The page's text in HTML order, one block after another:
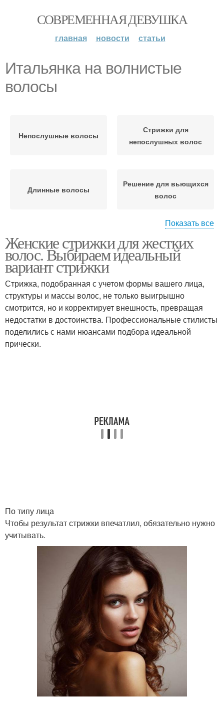
СОВРЕМЕННАЯ ДЕВУШКА
главная новости статьи
Итальянка на волнистые
волосы
Непослушные волосы
Стрижки для
непослушных волос
Длинные волосы
Решение для вьющихся
волос
Густые волосы На густые волосы
Показать все
Женские стрижки для жестких
волос. Выбираем идеальный
вариант стрижки
Стрижка, подобранная с учетом формы вашего лица,
структуры и массы волос, не только выигрышно
смотрится, но и корректирует внешность, превращая
недостатки в достоинства. Профессиональные стилисты
поделились с нами нюансами подбора идеальной
прически.
По типу лица
Чтобы результат стрижки впечатлил, обязательно нужно
учитывать.